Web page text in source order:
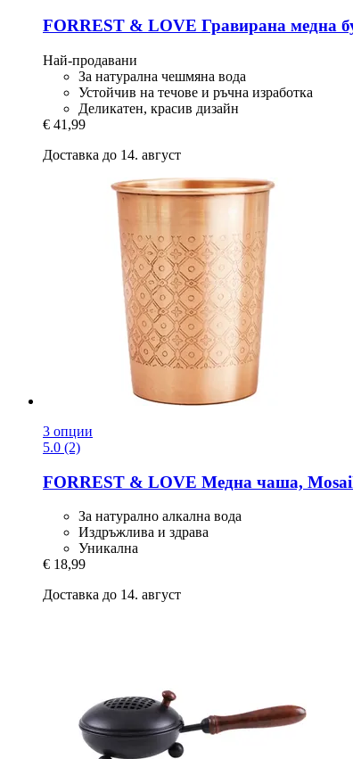
FORREST & LOVE Гравирана медна
Най-продавани
За натурална чешмяна вода
Устойчив на течове и ръчна изработка
Деликатен, красив дизайн
€ 41,99
Доставка до 14. август
3 опции
5.0 (2)
FORREST & LOVE Медна чаша,
За натурално алкална вода
Издръжлива и здрава
Уникална
€ 18,99
Доставка до 14. август